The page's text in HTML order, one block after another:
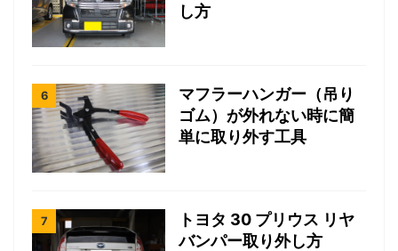
し方
マフラーハンガー（吊り
ゴム）が外れない時に簡
単に取り外す工具
トヨタ 30 プリウス リヤ
バンパー取り外し方